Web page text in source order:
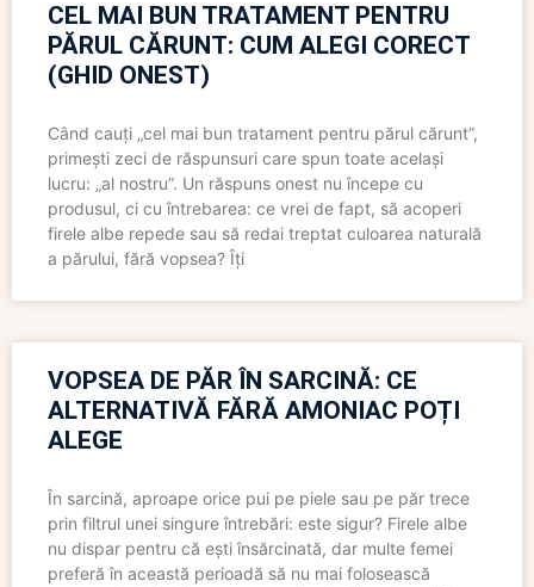
CEL MAI BUN TRATAMENT PENTRU
PĂRUL CĂRUNT: CUM ALEGI CORECT
(GHID ONEST)
Când cauți „cel mai bun tratament pentru părul cărunt”,
primești zeci de răspunsuri care spun toate același
lucru: „al nostru”. Un răspuns onest nu începe cu
produsul, ci cu întrebarea: ce vrei de fapt, să acoperi
firele albe repede sau să redai treptat culoarea naturală
a părului, fără vopsea? Îți
VOPSEA DE PĂR ÎN SARCINĂ: CE
ALTERNATIVĂ FĂRĂ AMONIAC POȚI
ALEGE
În sarcină, aproape orice pui pe piele sau pe păr trece
prin filtrul unei singure întrebări: este sigur? Firele albe
nu dispar pentru că ești însărcinată, dar multe femei
preferă în această perioadă să nu mai folosească